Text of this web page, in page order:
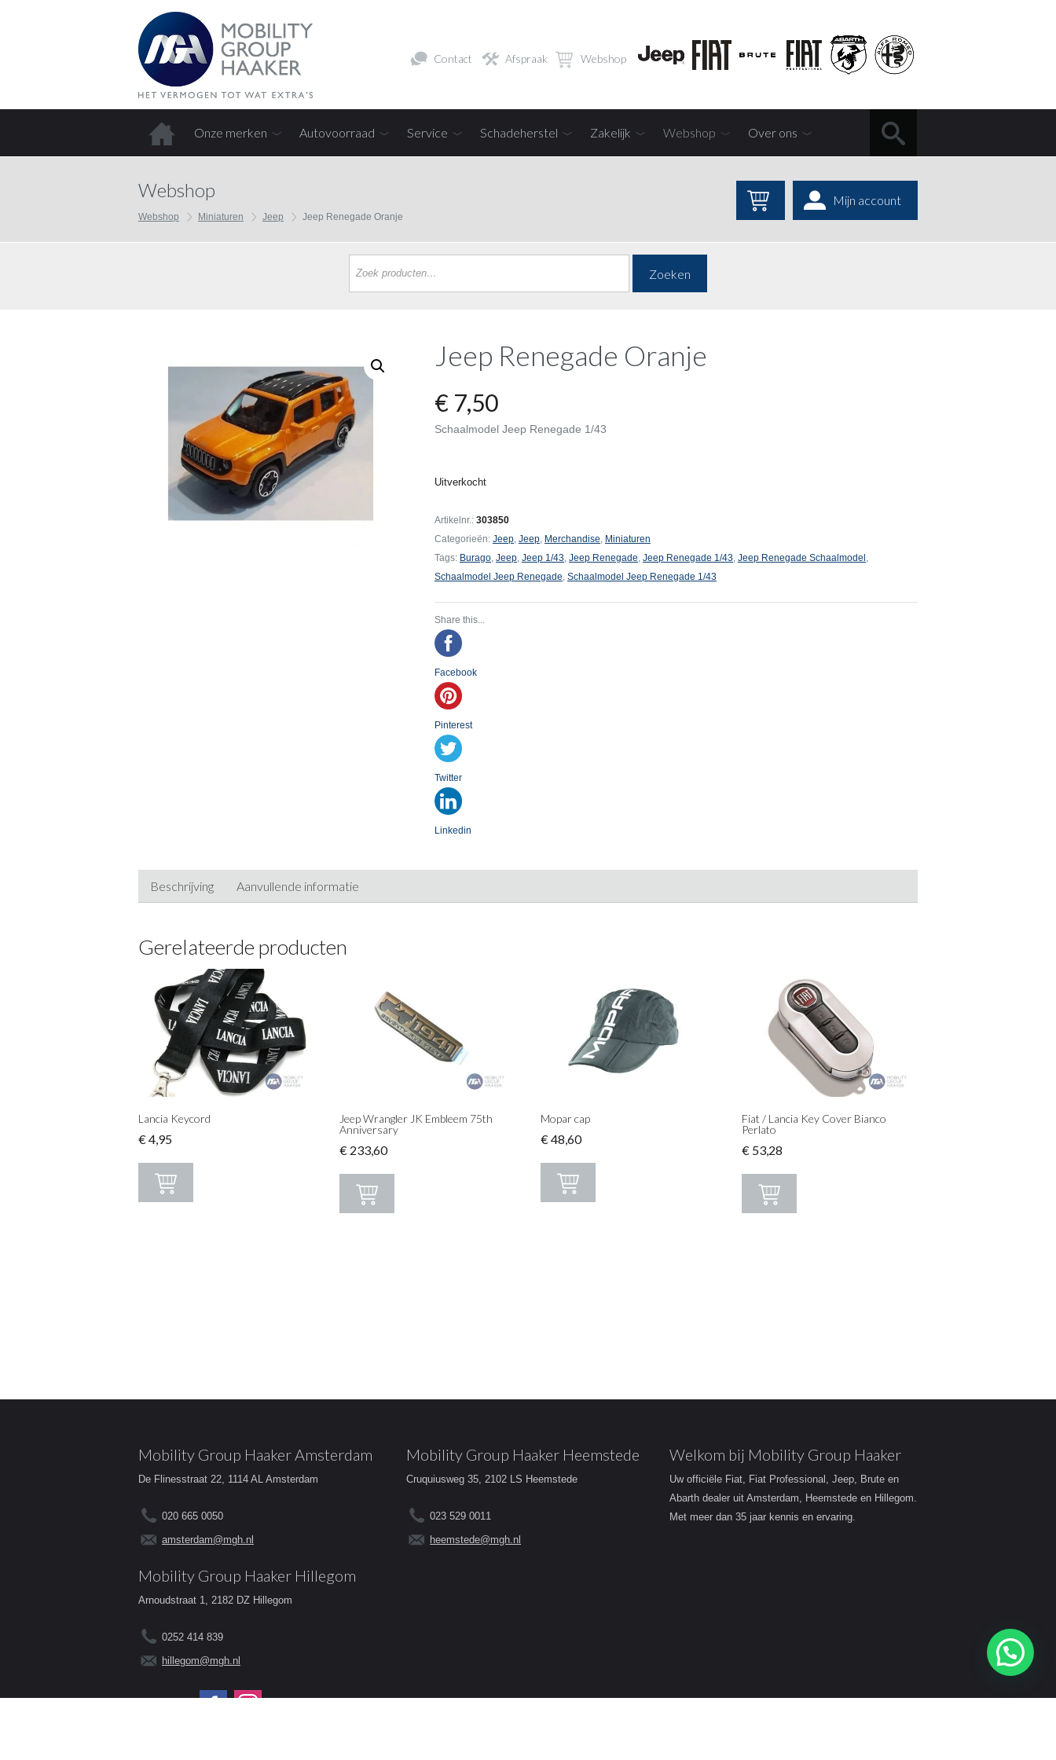
Contact Afspraak Webshop
Onze merken Autovoorraad Service Schadeherstel Zakelijk Webshop Over ons
Webshop
Webshop Miniaturen Jeep Jeep Renegade Oranje
Mijn account
Zoeken
Jeep Renegade Oranje
€7,50
Schaalmodel Jeep Renegade 1/43
Uitverkocht
Artikelnr.: 303850
Categorieën: Jeep, Jeep, Merchandise, Miniaturen
Tags: Burago, Jeep, Jeep 1/43, Jeep Renegade, Jeep Renegade 1/43, Jeep Renegade Schaalmodel ,
Schaalmodel Jeep Renegade, Schaalmodel Jeep Renegade 1/43
Share this...
Facebook
Pinterest
Twitter
Linkedin
Beschrijving Aanvullende informatie
Gerelateerde producten
Lancia Keycord
€4,95
Jeep Wrangler JK Embleem 75th
Anniversary
€233,60
Mopar cap
€48,60
Fiat / Lancia Key Cover Bianco
Perlato
€53,28
Mobility Group Haaker Amsterdam
De Flinesstraat 22, 1114 AL Amsterdam
020 665 0050
amsterdam@mgh.nl
Mobility Group Haaker Heemstede
Cruquiusweg 35, 2102 LS Heemstede
023 529 0011
heemstede@mgh.nl
Mobility Group Haaker Hillegom
Arnoudstraat 1, 2182 DZ Hillegom
0252 414 839
hillegom@mgh.nl
Volg ons op:
Welkom bij Mobility Group Haaker
Uw officiële Fiat, Fiat Professional, Jeep, Brute en
Abarth dealer uit Amsterdam, Heemstede en Hillegom.
Met meer dan 35 jaar kennis en ervaring.